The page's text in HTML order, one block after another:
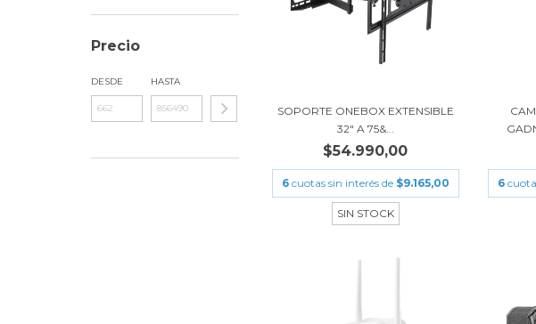
Precio
DESDE HASTA
SOPORTE ONEBOX EXTENSIBLE
32" A 75&...
$54.990,00
6 cuotas sin interés de $9.165,00
SIN STOCK
6